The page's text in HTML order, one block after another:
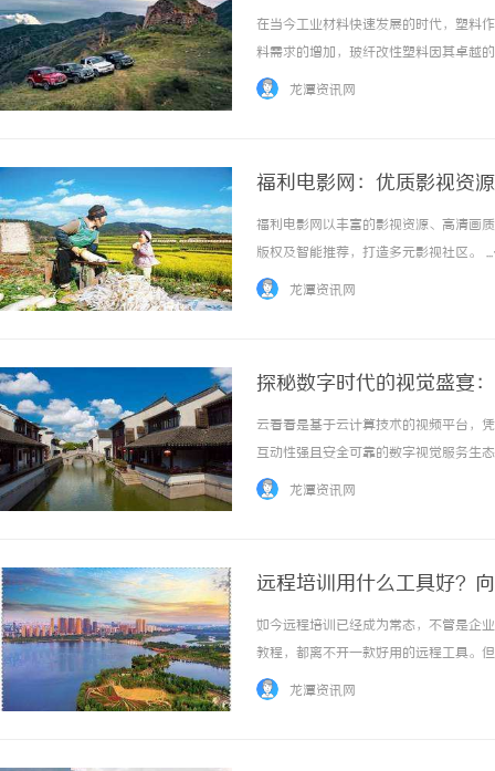
在当今工业材料快速发展的时代，塑料
料需求的增加，玻纤改性塑料因其卓越
颗粒凭借其独特的优势，逐渐成为产
龙潭资讯网
福利电影网：优质影视资
福利电影网以丰富的影视资源、高清画
版权及智能推荐，打造多元影视社区。
龙潭资讯网
探秘数字时代的视觉盛宴
云看看是基于云计算技术的视频平台，
互动性强且安全可靠的数字视觉服务生
龙潭资讯网
远程培训用什么工具好？
如今远程培训已经成为常态，不管是企
教程，都离不开一款好用的远程工具。
幕共享功能 ...……
龙潭资讯网